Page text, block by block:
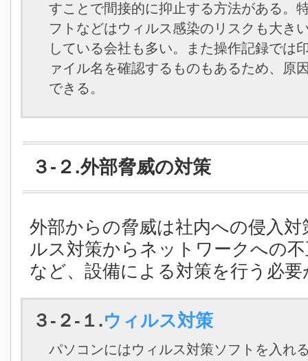
すことで間接的に抑止する方法がある。
フトなどはウィルス感染のリスクも大き
している会社も多い。また操作記録では
ァイル名を確認するものもあるため、原
できる。
３-２.外部脅威の対策
外部からの脅威は社内への侵入
ルス対策からネットワークへの
など、設備による対策を行う必
３-２-１.ウィルス対策
パソコンにはウィルス対策ソフトを入れ